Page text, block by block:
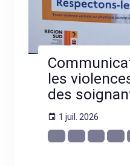
les
des
1 juil. 2026